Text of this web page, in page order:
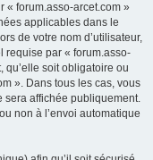
« forum.asso-arcet.com »
applicables dans le
de votre nom d’utilisateur,
requise par « forum.asso-
qu’elle soit obligatoire ou
». Dans tous les cas, vous
sera affichée publiquement.
non à l’envoi automatique